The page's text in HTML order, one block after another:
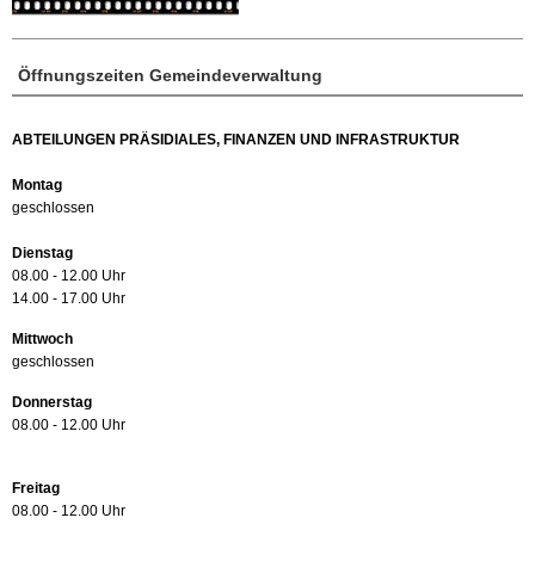
Öffnungszeiten Gemeindeverwaltung
ABTEILUNGEN PRÄSIDIALES, FINANZEN UND INFRASTRUKTUR
Montag
geschlossen
Dienstag
08.00 - 12.00 Uhr
14.00 - 17.00 Uhr
Mittwoch
geschlossen
Donnerstag
08.00 - 12.00 Uhr
Freitag
08.00 - 12.00 Uhr